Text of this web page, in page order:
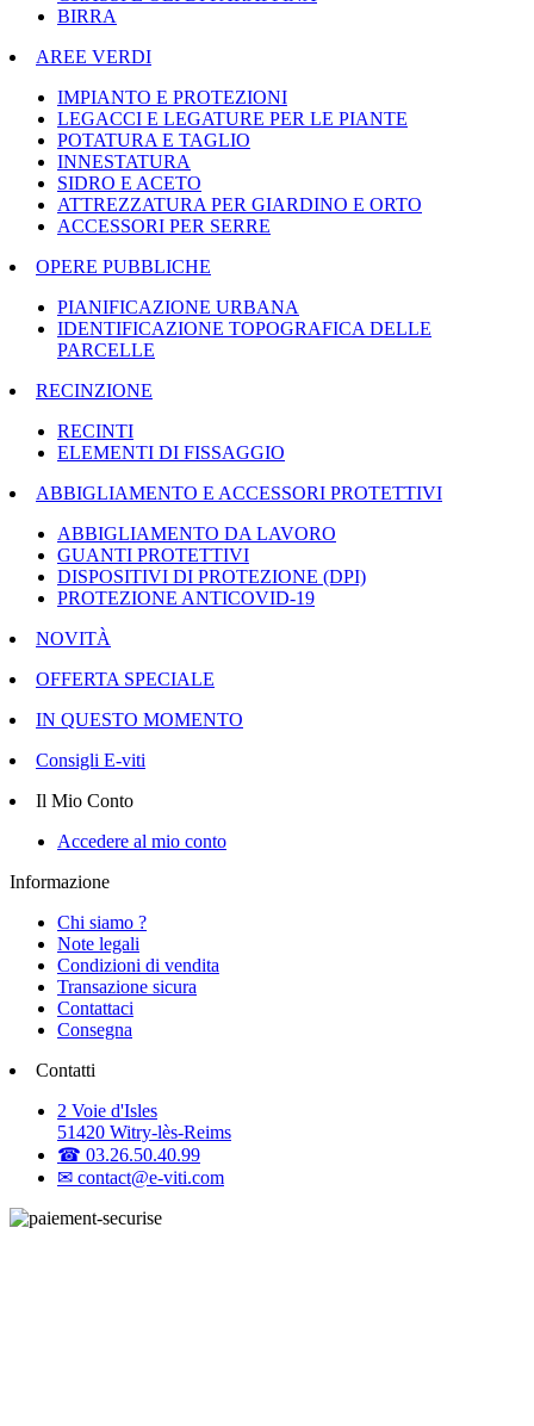
BIRRA
AREE VERDI
IMPIANTO E PROTEZIONI
LEGACCI E LEGATURE PER LE PIANTE
POTATURA E TAGLIO
INNESTATURA
SIDRO E ACETO
ATTREZZATURA PER GIARDINO E ORTO
ACCESSORI PER SERRE
OPERE PUBBLICHE
PIANIFICAZIONE URBANA
IDENTIFICAZIONE TOPOGRAFICA DELLE
PARCELLE
RECINZIONE
RECINTI
ELEMENTI DI FISSAGGIO
ABBIGLIAMENTO E ACCESSORI PROTETTIVI
ABBIGLIAMENTO DA LAVORO
GUANTI PROTETTIVI
DISPOSITIVI DI PROTEZIONE (DPI)
PROTEZIONE ANTICOVID-19
NOVITÀ
OFFERTA SPECIALE
IN QUESTO MOMENTO
Consigli E-viti
Il Mio Conto
Accedere al mio conto
Informazione
Chi siamo ?
Note legali
Condizioni di vendita
Transazione sicura
Contattaci
Consegna
Contatti
2 Voie d'Isles
51420 Witry-lès-Reims
☎ 03.26.50.40.99
✉ contact@e-viti.com